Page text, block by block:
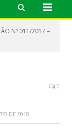
Nº 011/2017 –
0
DE 2018